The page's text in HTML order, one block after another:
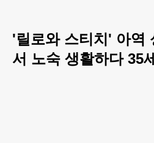
'릴로와 스티치' 아
서 노숙 생활하다 35